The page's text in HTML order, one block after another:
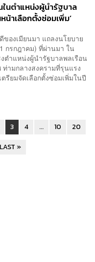
นตำแหน่งผู้นำรัฐบาล
น้าเลือกตั้งซ่อมเพิ่ม’
องเมียนมา แถลงนโยบาย
กรกฎาคม) ที่ผ่านมา ใน
ตำแหน่งผู้นำรัฐบาลพลเรือน
ามกลางสงครามที่รุนแรง
ยมจัดเลือกตั้งซ่อมเพิ่มในปี
3 4 ... 10
20
LAST »